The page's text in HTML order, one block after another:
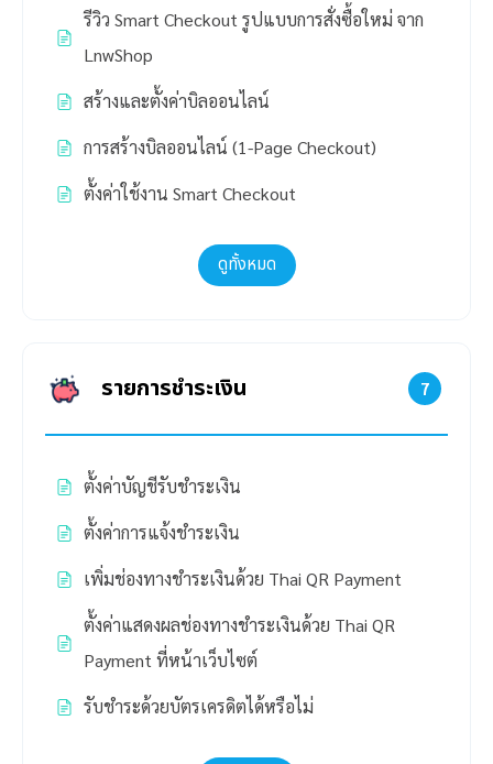
รีวิว Smart Checkout รูปแบบการสั่งซื้อใหม่ จาก
LnwShop
สร้างและตั้งค่าบิลออนไลน์
การสร้างบิลออนไลน์ (1-Page Checkout)
ตั้งค่าใช้งาน Smart Checkout
ดูทั้งหมด
รายการชำระเงิน 7
ตั้งค่าบัญชีรับชำระเงิน
ตั้งค่าการแจ้งชำระเงิน
เพิ่มช่องทางชำระเงินด้วย Thai QR Payment
ตั้งค่าแสดงผลช่องทางชำระเงินด้วย Thai QR
Payment ที่หน้าเว็บไซต์
รับชำระด้วยบัตรเครดิตได้หรือไม่